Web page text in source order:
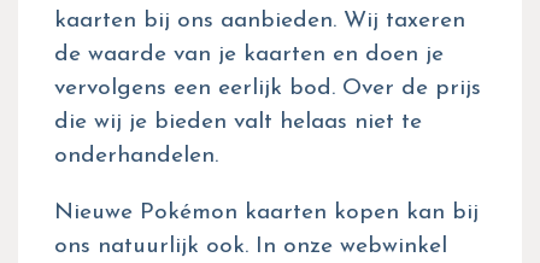
kaarten bij ons aanbieden. Wij taxeren
de waarde van je kaarten en doen je
vervolgens een eerlijk bod. Over de prijs
die wij je bieden valt helaas niet te
onderhandelen.
Nieuwe Pokémon kaarten kopen kan bij
ons natuurlijk ook. In onze webwinkel